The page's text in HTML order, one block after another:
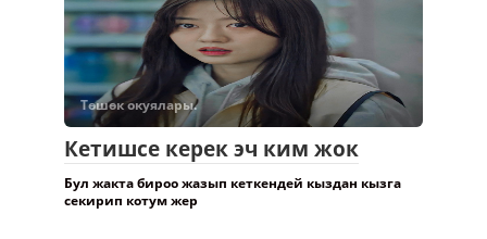
Төшөк окуялары.
Кетишсе керек эч ким жок
Бул жакта бироо жазып кеткендей кыздан кызга
секирип котум жер